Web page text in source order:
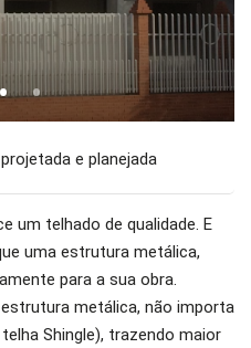
•
e planejada
um telhado de qualidade. E
uma estrutura metálica,
para a sua obra.
metálica, não importa
Shingle), trazendo maior